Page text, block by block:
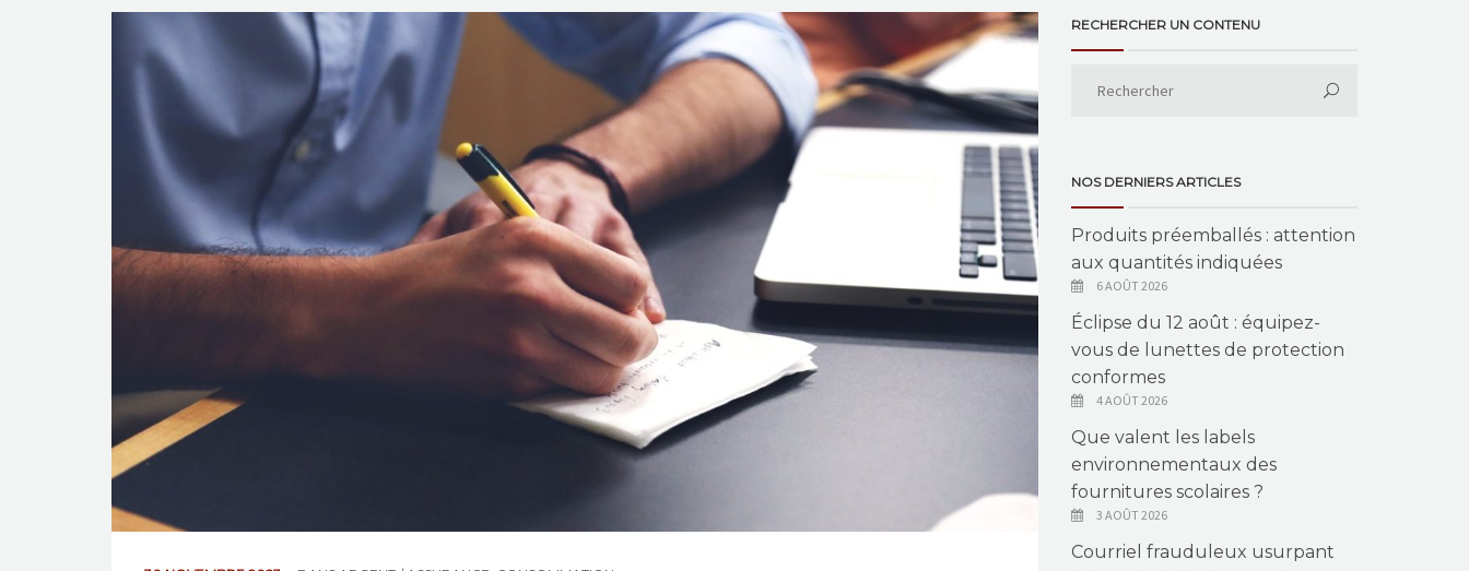
RECHERCHER UN CONTENU
NOS DERNIERS ARTICLES
Produits préemballés : attention
aux quantités indiquées
6 AOÛT 2026
Éclipse du 12 août : équipez-
vous de lunettes de protection
conformes
4 AOÛT 2026
Que valent les labels
environnementaux des
fournitures scolaires ?
3 AOÛT 2026
Courriel frauduleux usurpant